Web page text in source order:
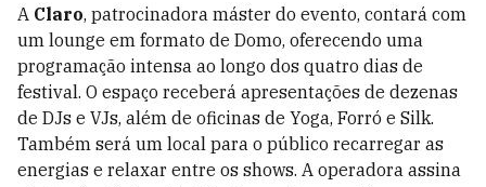
A Claro, patrocinadora máster do evento, contará com
um lounge em formato de Domo, oferecendo uma
programação intensa ao longo dos quatro dias de
festival. O espaço receberá apresentações de dezenas
de DJs e VJs, além de oficinas de Yoga, Forró e Silk.
Também será um local para o público recarregar as
energias e relaxar entre os shows. A operadora assina